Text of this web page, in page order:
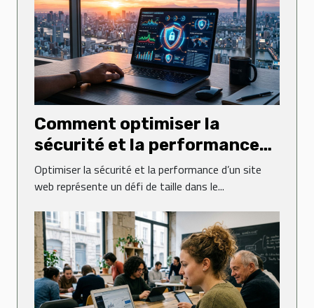
Comment optimiser la
sécurité et la performance
de votre site web ?
Optimiser la sécurité et la performance d’un site
web représente un défi de taille dans le...